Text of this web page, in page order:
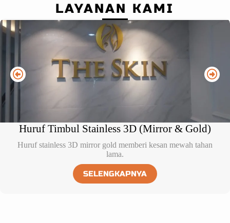
LAYANAN KAMI
Huruf Timbul Stainless 3D (Mirror & Gold)
Huruf stainless 3D mirror gold memberi kesan mewah tahan
lama.
SELENGKAPNYA